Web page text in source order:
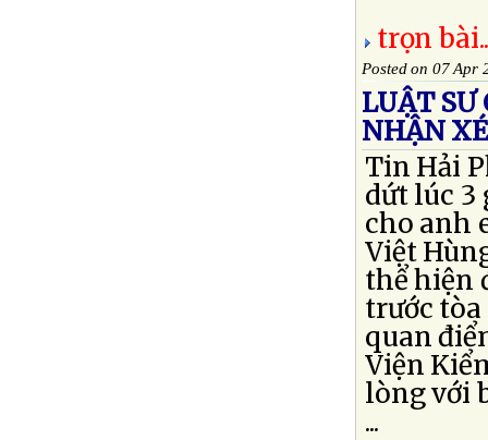
trọn
Posted on 07 Apr
LUẬT SƯ
NHẬN
Tin Hải
dứt lúc 3
cho anh
Việt
thể hiện
trước tòa
quan
Viện
lòng với
...